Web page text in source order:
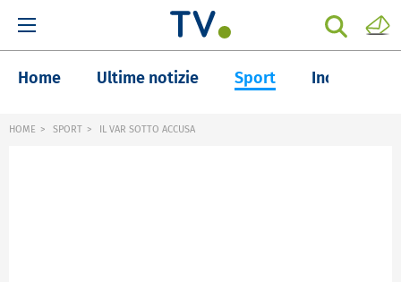
Home Ultime notizie Sport Inchieste
HOME SPORT IL VAR SOTTO ACCUSA